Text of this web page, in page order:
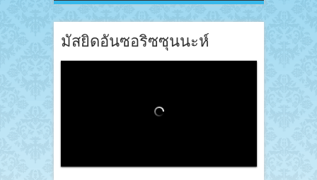
มัสยิดอันซอริซซุนนะห์